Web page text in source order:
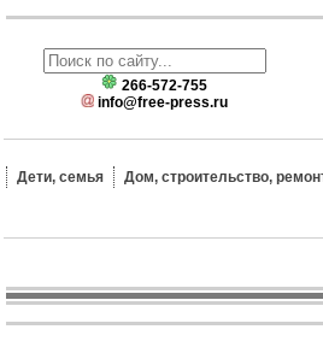
266-572-755
info@free-press.ru
Дети, семья Дом, строительство,